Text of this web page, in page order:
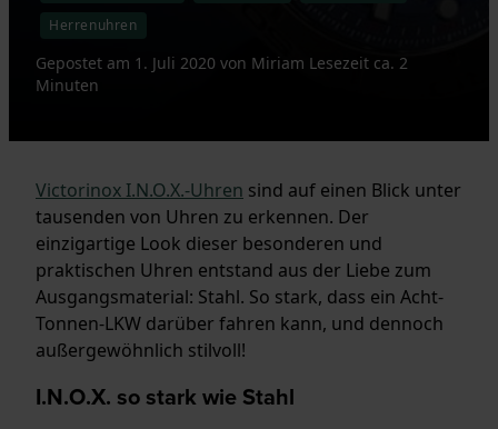
Herrenuhren
Gepostet am 1. Juli 2020 von Miriam Lesezeit ca. 2
Minuten
Victorinox I.N.O.X.-Uhren sind auf einen Blick unter
tausenden von Uhren zu erkennen. Der
einzigartige Look dieser besonderen und
praktischen Uhren entstand aus der Liebe zum
Ausgangsmaterial: Stahl. So stark, dass ein Acht-
Tonnen-LKW darüber fahren kann, und dennoch
außergewöhnlich stilvoll!
I.N.O.X. so stark wie Stahl